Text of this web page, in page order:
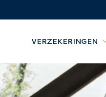
VERZEKERINGEN